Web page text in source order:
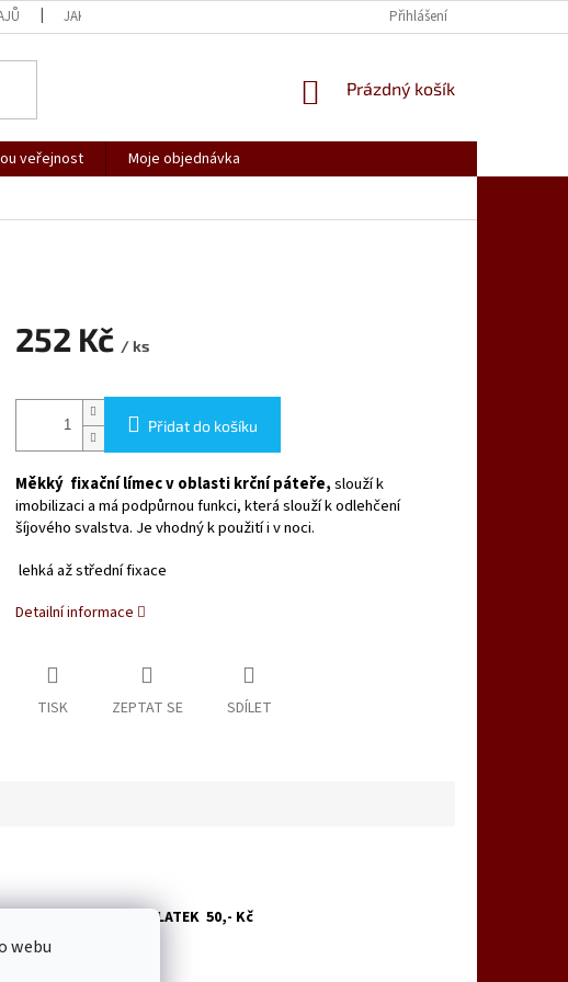
webu
JAK NAKUPOVAT REKLAMACE, VRÁCENÍ ZBOŽÍ
Přihlášení
NÁKUPNÍ
Prázdný košík
veřejnost
Moje objednávka
252 Kč / ks
cena:
Přidat do košíku
Měkký fixační límec v oblasti krční páteře,slouží k
imobilizaci a má podpůrnou funkci, která slouží k odlehčení
šíjového svalstva. Je vhodný k použití i v noci.
lehká až střední fixace
Detailní informace
TISK ZEPTAT SE SDÍLET
SÚKL: 5006067 , DOPLATEK 50,- Kč